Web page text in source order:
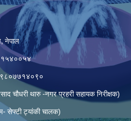
नेपाल
चौधरी थारु -नगर प्रहरी सहायक निरीक्षक)
ट्यांकी चालक)